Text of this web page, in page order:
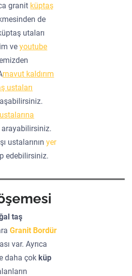
granit küptaş
de
utaları
veyoutube
rnavut kaldırım
ustaları
ustalarının yer
edebilirsiniz.
taş
Granit Bordür
var. Ayrıca
daha çok küp